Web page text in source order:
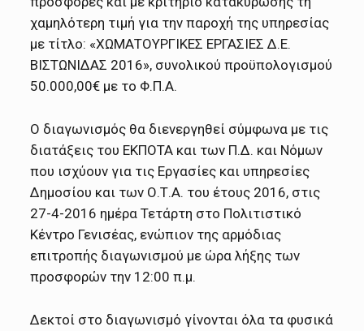
χαμηλότερη τιμή για την παροχή της υπηρεσίας
με τίτλο: «ΧΩΜΑΤΟΥΡΓΙΚΕΣ ΕΡΓΑΣΙΕΣ Δ.Ε.
ΒΙΣΤΩΝΙΔΑΣ 2016», συνολικού προϋπολογισμού
50.000,00€ με το Φ.Π.Α.
Ο διαγωνισμός θα διενεργηθεί σύμφωνα με τις
διατάξεις του ΕΚΠΟΤΑ και των Π.Δ. και Νόμων
που ισχύουν για τις Εργασίες και υπηρεσίες
Δημοσίου και των Ο.Τ.Α. του έτους 2016, στις
27-4-2016 ημέρα Τετάρτη στο Πολιτιστικό
Κέντρο Γενισέας, ενώπιον της αρμόδιας
επιτροπής διαγωνισμού με ώρα λήξης των
προσφορών την 12:00 π.μ.
Δεκτοί στο διαγωνισμό γίνονται όλα τα φυσικά